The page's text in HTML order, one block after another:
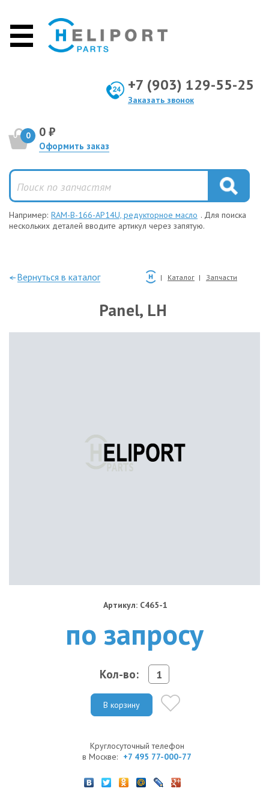
+7 (903) 129-55-25
Заказать звонок
0 0 ₽
Оформить заказ
Например: RAM-B-166-AP14U, редукторное масло . Для поиска
нескольких деталей вводите артикул через запятую.
—Вернуться в каталог Каталог Запчасти
Panel, LH
Артикул: C465-1
по запросу
Кол-во:
В корзину
Круглосуточный телефон
в Москве: +7 495 77-000-77